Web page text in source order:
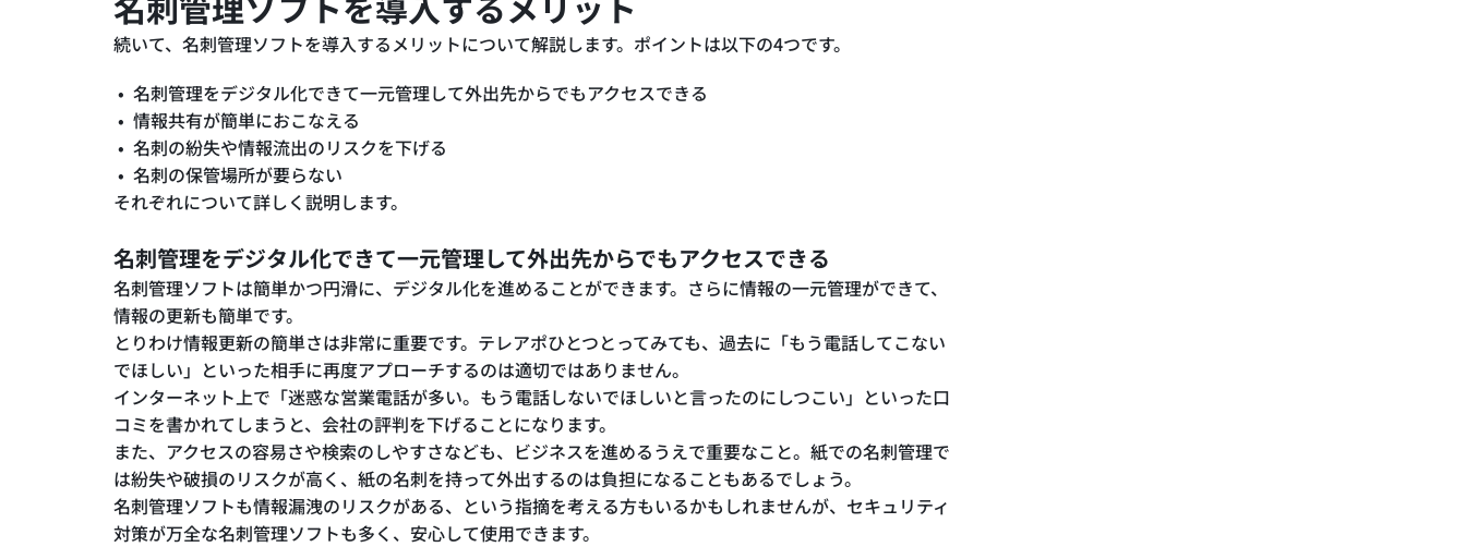
続いて、名刺管理ソフトを導入するメリットについて解説します。ポイントは以下の4つです。
名刺管理をデジタル化できて一元管理して外出先からでもアクセスできる
情報共有が簡単におこなえる
名刺の紛失や情報流出のリスクを下げる
名刺の保管場所が要らない
それぞれについて詳しく説明します。
名刺管理をデジタル化できて一元管理して外出先からでもアクセスできる
名刺管理ソフトは簡単かつ円滑に、デジタル化を進めることができます。さらに情報の一元管理ができて、
情報の更新も簡単です。
とりわけ情報更新の簡単さは非常に重要です。テレアポひとつとってみても、過去に「もう電話してこない
でほしい」といった相手に再度アプローチするのは適切ではありません。
インターネット上で「迷惑な営業電話が多い。もう電話しないでほしいと言ったのにしつこい」といった口
コミを書かれてしまうと、会社の評判を下げることになります。
また、アクセスの容易さや検索のしやすさなども、ビジネスを進めるうえで重要なこと。紙での名刺管理で
は紛失や破損のリスクが高く、紙の名刺を持って外出するのは負担になることもあるでしょう。
名刺管理ソフトも情報漏洩のリスクがある、という指摘を考える方もいるかもしれませんが、セキュリティ
対策が万全な名刺管理ソフトも多く、安心して使用できます。